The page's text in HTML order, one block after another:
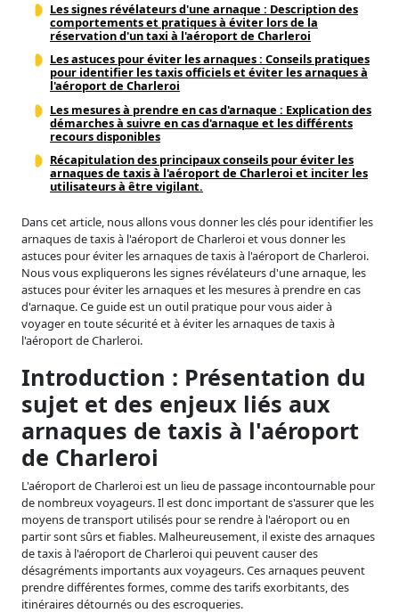
Les signes révélateurs d'une arnaque : Description des
comportements et pratiques à éviter lors de la
réservation d'un taxi à l'aéroport de Charleroi
Les astuces pour éviter les arnaques : Conseils pratiques
pour identifier les taxis officiels et éviter les arnaques à
l'aéroport de Charleroi
Les mesures à prendre en cas d'arnaque : Explication des
démarches à suivre en cas d'arnaque et les différents
recours disponibles
Récapitulation des principaux conseils pour éviter les
arnaques de taxis à l'aéroport de Charleroi et inciter les
utilisateurs à être vigilant.
Dans cet article, nous allons vous donner les clés pour identifier les
arnaques de taxis à l'aéroport de Charleroi et vous donner les
astuces pour éviter les arnaques de taxis à l'aéroport de Charleroi.
Nous vous expliquerons les signes révélateurs d'une arnaque, les
astuces pour éviter les arnaques et les mesures à prendre en cas
d'arnaque. Ce guide est un outil pratique pour vous aider à
voyager en toute sécurité et à éviter les arnaques de taxis à
l'aéroport de Charleroi.
Introduction : Présentation du
sujet et des enjeux liés aux
arnaques de taxis à l'aéroport
de Charleroi
L'aéroport de Charleroi est un lieu de passage incontournable pour
de nombreux voyageurs. Il est donc important de s'assurer que les
moyens de transport utilisés pour se rendre à l'aéroport ou en
partir sont sûrs et fiables. Malheureusement, il existe des arnaques
de taxis à l'aéroport de Charleroi qui peuvent causer des
désagréments importants aux voyageurs. Ces arnaques peuvent
prendre différentes formes, comme des tarifs exorbitants, des
itinéraires détournés ou des escroqueries.